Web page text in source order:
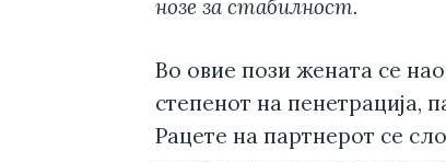
нозе за стабилност.
Во овие пози жената се
степенот на пенетрација,
Рацете на партнерот се